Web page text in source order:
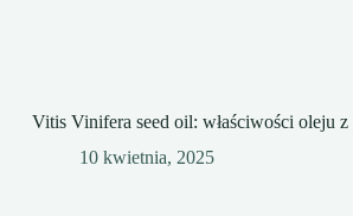
Vitis Vinifera seed oil: właściwości oleju
10 kwietnia, 2025